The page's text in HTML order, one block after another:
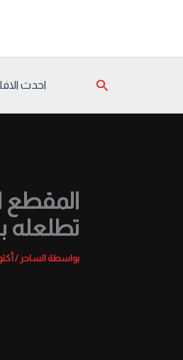
البحث احدث
تطلعله
بواسطة الساحر/أكتوبر